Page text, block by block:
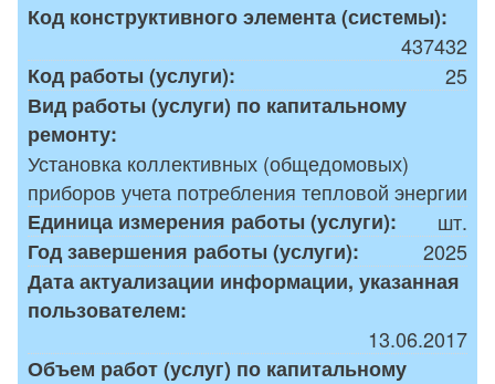
Код конструктивного элемента (системы):
437432
Код работы (услуги):
25
Вид работы (услуги) по капитальному
ремонту:
Установка коллективных (общедомовых)
приборов учета потребления тепловой энергии
Единица измерения работы (услуги):
шт.
Год завершения работы (услуги):
2025
Дата актуализации информации, указанная
пользователем:
13.06.2017
Объем работ (услуг) по капитальному